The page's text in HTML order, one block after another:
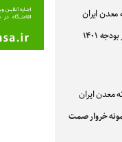
ایران
۱۴۰۱
معدن ایران
خروار صمت